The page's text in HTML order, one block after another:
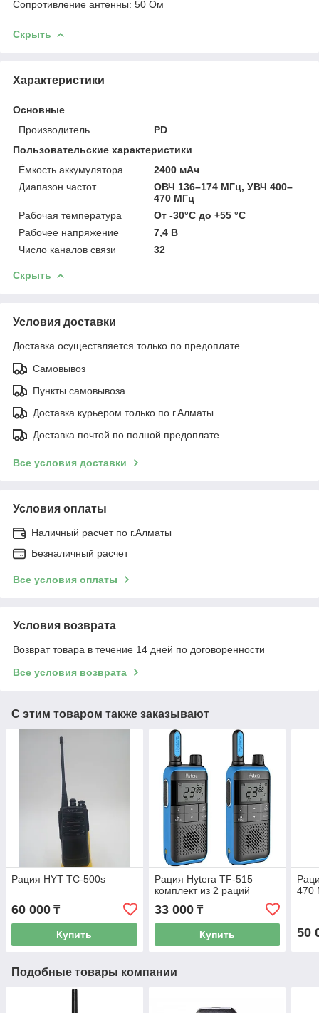
Сопротивление антенны: 50 Ом
Скрыть
Характеристики
Основные
Производитель
PD
Пользовательские характеристики
Ёмкость аккумулятора
2400 мАч
Диапазон частот
OВЧ 136–174 МГц, УВЧ 400–
470 МГц
Рабочая температура
От -30°С до +55 °C
Рабочее напряжение
7,4 В
Число каналов связи
32
Скрыть
Условия доставки
Доставка осуществляется только по предоплате.
Самовывоз
Пункты самовывоза
Доставка курьером только по г.Алматы
Доставка почтой по полной предоплате
Все условия доставки
Условия оплаты
Наличный расчет по г.Алматы
Безналичный расчет
Все условия оплаты
Условия возврата
Возврат товара в течение 14 дней по договоренности
Все условия возврата
С этим товаром также заказывают
Рация HYT TC-500s
60 000 ₸
Купить
Рация Hytera TF-515
комплект из 2 раций
33 000₸
Купить
470
50
Подобные товары компании